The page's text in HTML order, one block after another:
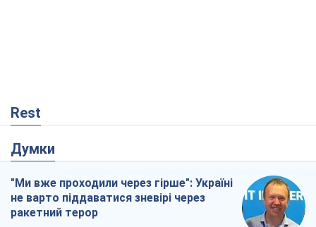
Rest
Думки
"Ми вже проходили через гірше": Україні
не варто піддаватися зневірі через
ракетний терор